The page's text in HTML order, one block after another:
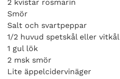
2 kvistar rosmarin
Smör
Salt och svartpeppar
1/2 huvud spetskål eller vitkål
1 gul lök
2 msk smör
Lite äppelcidervinäger